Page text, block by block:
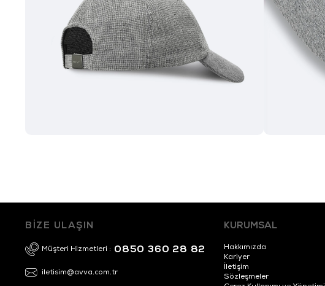
BİZE ULAŞIN
Müşteri Hizmetleri : 0850 360 28 82
iletisim@avva.com.tr
KURUMSAL
Hakkımızda
Kariyer
İletişim
Sözleşmeler